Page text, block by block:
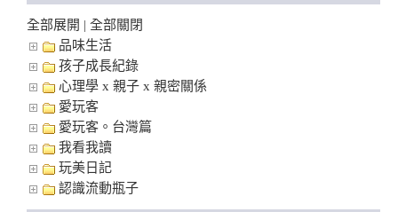
全部展開
全部關閉
品味生活
孩子成長紀錄
心理學 x 親子 x 親密關係
愛玩客
愛玩客。台灣篇
我看我讀
玩美日記
認識流動瓶子